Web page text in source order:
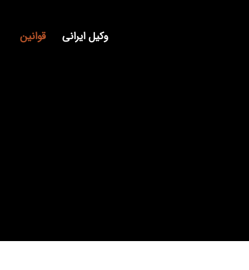
وکیل ایرانی قوانین